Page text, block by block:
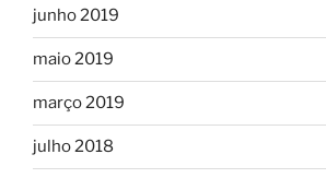
junho 2019
maio 2019
março 2019
julho 2018